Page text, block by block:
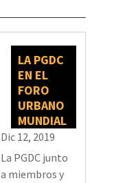
LA PGDC
EN EL
FORO
URBANO
MUNDIAL
Dic 12, 2019
La PGDC junto
a miembros y